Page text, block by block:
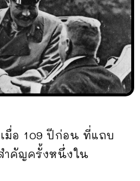
มื่อ 109 ปีก่อน ที่แถบ
ำคัญครั้งหนึ่งใน